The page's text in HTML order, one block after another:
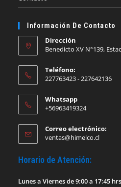
Información De Contacto
Dirección
Benedicto XV N°139,
Teléfono:
227763423 - 227642136
Whatsapp
+56963419324
Correo electrónico:
ventas@himelco.clSe
Horario de Atención:
Lunes a Viernes de 9:00 a 17:45